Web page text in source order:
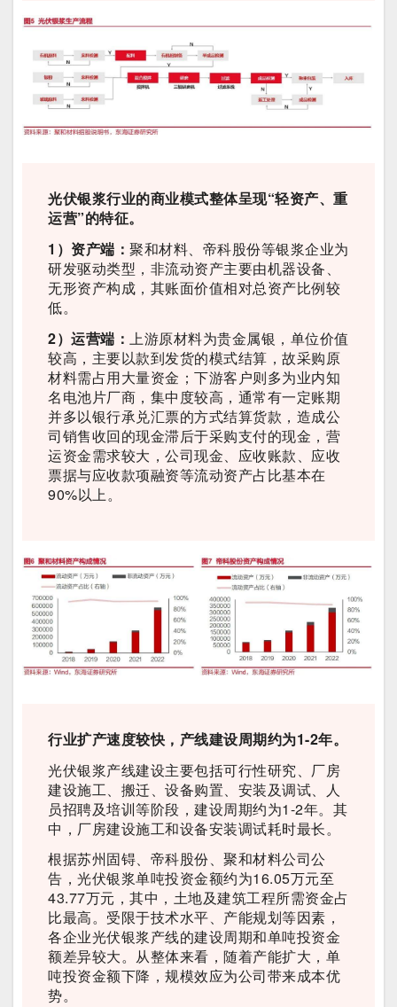
光伏银浆行业的商业模式整体呈现“轻资产、重
运营”的特征。
1）资产端： 聚和材料、帝科股份等银浆企业为
研发驱动类型，非流动资产主要由机器设备、
无形资产构成，其账面价值相对总资产比例较
低。
2）运营端： 上游原材料为贵金属银，单位价值
较高，主要以款到发货的模式结算，故采购原
材料需占用大量资金；下游客户则多为业内知
名电池片厂商，集中度较高，通常有一定账期
并多以银行承兑汇票的方式结算货款，造成公
司销售收回的现金滞后于采购支付的现金，营
运资金需求较大，公司现金、应收账款、应收
票据与应收款项融资等流动资产占比基本在
90%以上。
行业扩产速度较快，产线建设周期约为1-2年。
光伏银浆产线建设主要包括可行性研究、厂房
建设施工、搬迁、设备购置、安装及调试、人
员招聘及培训等阶段，建设周期约为1-2年。其
中，厂房建设施工和设备安装调试耗时最长。
根据苏州固锝、帝科股份、聚和材料公司公
告，光伏银浆单吨投资金额约为16.05万元至
43.77万元，其中，土地及建筑工程所需资金占
比最高。受限于技术水平、产能规划等因素，
各企业光伏银浆产线的建设周期和单吨投资金
额差异较大。从整体来看，随着产能扩大，单
吨投资金额下降，规模效应为公司带来成本优
势。